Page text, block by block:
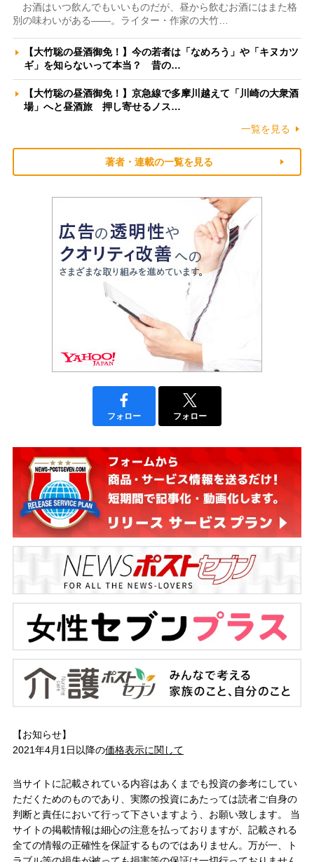
お酒はいつ飲んでもいいものだが、昼から飲むお酒にはまた格
別の味わいがある――。ライター・作家の大竹…
【大竹聡の昼酒御免！】今の若者は「なめろう」や「キヌカツ
ギ」を知らないって本当？ 昔の…
【大竹聡の昼酒御免！】京急線で多摩川越えて「川崎の大衆酒
場」へと昼酒旅 押し寄せるノス…
一覧を見る
著者・連載の一覧を見る
フォロー フォロー
【お知らせ】
2021年4月1日以降の価格表示に関して
当サイトに記載されている内容はあくまでも投資の参考にしてい
ただくためのものであり、実際の投資にあたっては読者ご自身の
判断と責任において行って下さいますよう、お願い致します。 当
サイトの掲載情報は細心の注意を払っておりますが、記載される
全ての情報の正確性を保証するものではありません。万が一、ト